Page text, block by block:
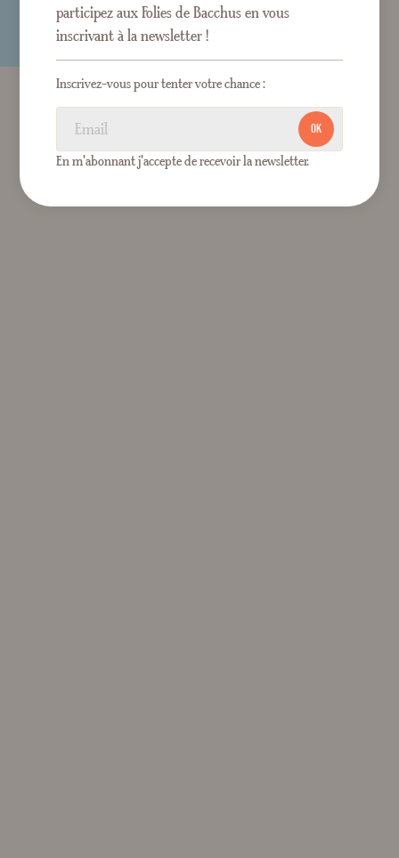
participez aux Folies de Bacchus en vous
inscrivant à la newsletter !
Inscrivez-vous pour tenter votre chance :
OK
En m'abonnant j'accepte de recevoir la newsletter.